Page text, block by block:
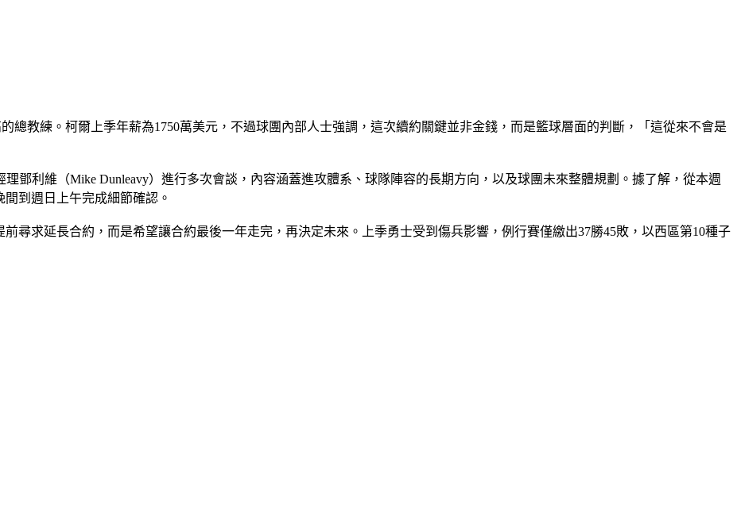
總教練。柯爾上季年薪為1750萬美元，不過球團內部人士強調，這次續約關鍵並非金錢，而是籃球層面的判斷，「這從來不會是
鄧利維（Mike Dunleavy）進行多次會談，內容涵蓋進攻體系、球隊陣容的長期方向，以及球團未來整體規劃。據了解，從本週
到週日上午完成細節確認。
尋求延長合約，而是希望讓合約最後一年走完，再決定未來。上季勇士受到傷兵影響，例行賽僅繳出37勝45敗，以西區第10種子